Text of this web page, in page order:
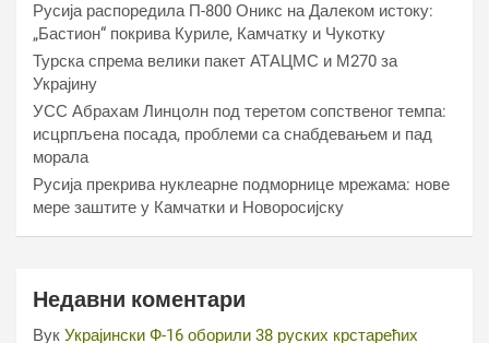
Русија распоредила П-800 Оникс на Далеком истоку:
„Бастион“ покрива Куриле, Камчатку и Чукотку
Турска спрема велики пакет АТАЦМС и М270 за
Украјину
УСС Абрахам Линцолн под теретом сопственог темпа:
исцрпљена посада, проблеми са снабдевањем и пад
морала
Русија прекрива нуклеарне подморнице мрежама: нове
мере заштите у Камчатки и Новоросијску
Недавни коментари
Вук Украјински Ф-16 оборили 38 руских крстарећих